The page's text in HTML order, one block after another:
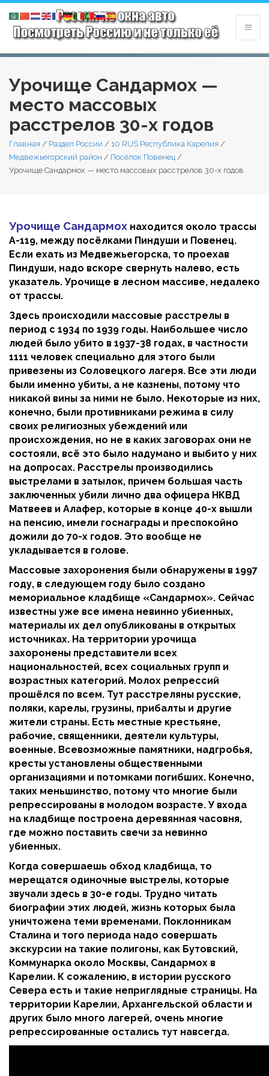
Урочище Сандармох —
место массовых
расстрелов 30-х годов
Главная / Раздел России / 10 RUS Республика Карелия /
Медвежьегорский район / Посёлок Повенец /
Урочище Сандармох — место массовых расстрелов 30-х годов
Урочище Сандармох находится около трассы
А-119, между посёлками Пиндуши и Повенец.
Если ехать из Медвежьегорска, то проехав
Пиндуши, надо вскоре свернуть налево, есть
указатель. Урочище в лесном массиве, недалеко
от трассы.
Здесь происходили массовые расстрелы в
период с 1934 по 1939 годы. Наибольшее число
людей было убито в 1937-38 годах, в частности
1111 человек специально для этого были
привезены из Соловецкого лагеря. Все эти люди
были именно убиты, а не казнены, потому что
никакой вины за ними не было. Некоторые из них,
конечно, были противниками режима в силу
своих религиозных убеждений или
происхождения, но не в каких заговорах они не
состояли, всё это было надумано и выбито у них
на допросах. Расстрелы производились
выстрелами в затылок, причем большая часть
заключенных убили лично два офицера НКВД
Матвеев и Алафер, которые в конце 40-х вышли
на пенсию, имели госнаграды и преспокойно
дожили до 70-х годов. Это вообще не
укладывается в голове.
Массовые захоронения были обнаружены в 1997
году, в следующем году было создано
мемориальное кладбище «Сандармох». Сейчас
известны уже все имена невинно убиенных,
материалы их дел опубликованы в открытых
источниках. На территории урочища
захоронены представители всех
национальностей, всех социальных групп и
возрастных категорий. Молох репрессий
прошёлся по всем. Тут расстреляны русские,
поляки, карелы, грузины, прибалты и другие
жители страны. Есть местные крестьяне,
рабочие, священники, деятели культуры,
военные. Всевозможные памятники, надгробья,
кресты установлены общественными
организациями и потомками погибших. Конечно,
таких меньшинство, потому что многие были
репрессированы в молодом возрасте. У входа
на кладбище построена деревянная часовня,
где можно поставить свечи за невинно
убиенных.
Когда совершаешь обход кладбища, то
мерещатся одиночные выстрелы, которые
звучали здесь в 30-е годы. Трудно читать
биографии этих людей, жизнь которых была
уничтожена теми временами. Поклонникам
Сталина и того периода надо совершать
экскурсии на такие полигоны, как Бутовский,
Коммунарка около Москвы, Сандармох в
Карелии. К сожалению, в истории русского
Севера есть и такие неприглядные страницы. На
территории Карелии, Архангельской области и
других было много лагерей, очень многие
репрессированные остались тут навсегда.